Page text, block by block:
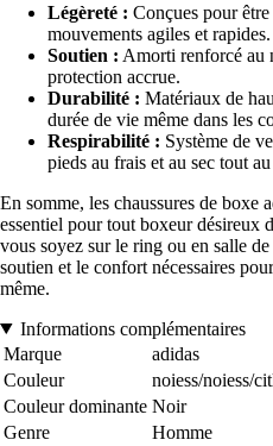
Légèreté : Conçues pour
mouvements agiles et rapides.
Soutien : Amorti renforcé au
protection accrue.
Durabilité : Matériaux de
durée de vie même dans les
Respirabilité : Système de
pieds au frais et au sec tout
En somme, les chaussures de boxe
essentiel pour tout boxeur désireux
vous soyez sur le ring ou en salle
soutien et le confort nécessaires
même.
Informations complémentaires
Marque
adidas
Couleur
noiess/noiess/
Couleur dominante Noir
Genre
Homme